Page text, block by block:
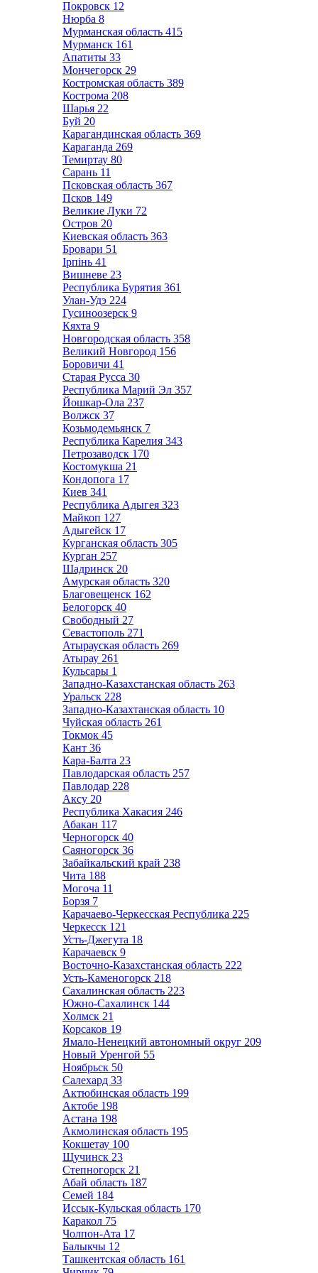
Покровск 12
Нюрба 8
Мурманская область 415
Мурманск 161
Апатиты 33
Мончегорск 29
Костромская область 389
Кострома 208
Шарья 22
Буй 20
Карагандинская область 369
Караганда 269
Темиртау 80
Сарань 11
Псковская область 367
Псков 149
Великие Луки 72
Остров 20
Киевская область 363
Бровари 51
Ірпінь 41
Вишневе 23
Республика Бурятия 361
Улан-Удэ 224
Гусиноозерск 9
Кяхта 9
Новгородская область 358
Великий Новгород 156
Боровичи 41
Старая Русса 30
Республика Марий Эл 357
Йошкар-Ола 237
Волжск 37
Козьмодемьянск 7
Республика Карелия 343
Петрозаводск 170
Костомукша 21
Кондопога 17
Киев 341
Республика Адыгея 323
Майкоп 127
Адыгейск 17
Курганская область 305
Курган 257
Шадринск 20
Амурская область 320
Благовещенск 162
Белогорск 40
Свободный 27
Севастополь 271
Атырауская область 269
Атырау 261
Кульсары 1
Западно-Казахстанская область 263
Уральск 228
Западно-Казахтанская область 10
Чуйская область 261
Токмок 45
Кант 36
Кара-Балта 23
Павлодарская область 257
Павлодар 228
Аксу 20
Республика Хакасия 246
Абакан 117
Черногорск 40
Саяногорск 36
Забайкальский край 238
Чита 188
Могоча 11
Борзя 7
Карачаево-Черкесская Республика 225
Черкесск 121
Усть-Джегута 18
Карачаевск 9
Восточно-Казахстанская область 222
Усть-Каменогорск 218
Сахалинская область 223
Южно-Сахалинск 144
Холмск 21
Корсаков 19
Ямало-Ненецкий автономный округ 209
Новый Уренгой 55
Ноябрьск 50
Салехард 33
Актюбинская область 199
Актобе 198
Астана 198
Акмолинская область 195
Кокшетау 100
Щучинск 23
Степногорск 21
Абай область 187
Семей 184
Иссык-Кульская область 170
Каракол 75
Чолпон-Ата 17
Балыкчы 12
Ташкентская область 161